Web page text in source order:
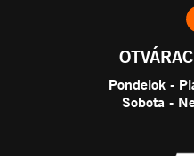
Pondelok -
Sobota -